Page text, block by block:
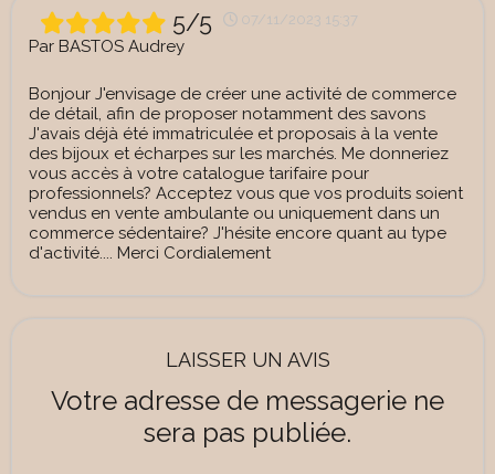
5/5 07/11/2023 15:37
Par BASTOS Audrey
Bonjour J'envisage de créer une activité de commerce
de détail, afin de proposer notamment des savons
J'avais déjà été immatriculée et proposais à la vente
des bijoux et écharpes sur les marchés. Me donneriez
vous accès à votre catalogue tarifaire pour
professionnels? Acceptez vous que vos produits soient
vendus en vente ambulante ou uniquement dans un
commerce sédentaire? J'hésite encore quant au type
d'activité.... Merci Cordialement
LAISSER UN AVIS
Votre adresse de messagerie ne
sera pas publiée.